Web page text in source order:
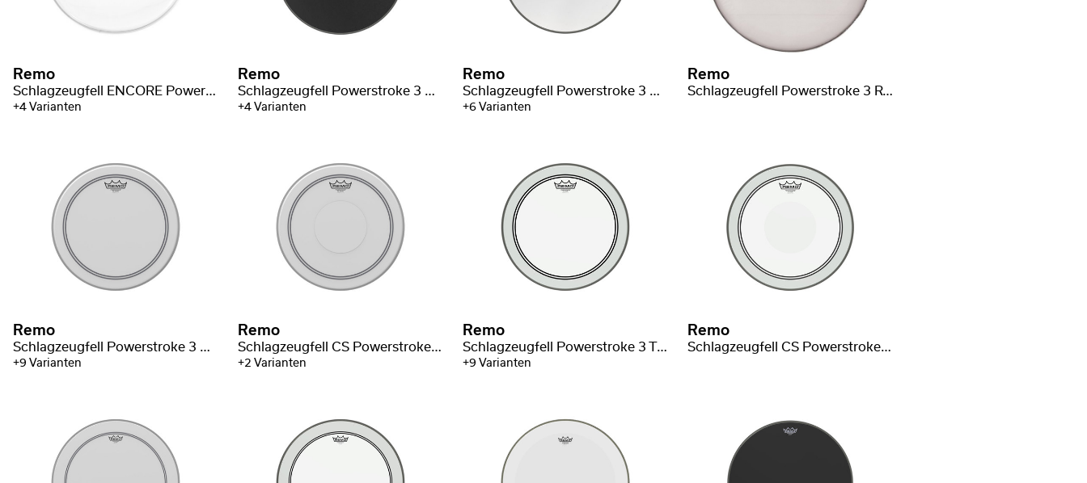
Remo
Schlagzeugfell ENCORE Powerstroke 3 transparent Bassdrum
+4 Varianten
Remo
Schlagzeugfell Powerstroke 3 Black Suede Bass Drum
+4 Varianten
Remo
Schlagzeugfell Powerstroke 3 White Suede Bassdrum
+6 Varianten
Remo
Schlagzeugfell Powerstroke 3 Renaissance
Remo
Schlagzeugfell Powerstroke 3 Weiß aufgeraut
+9 Varianten
Remo
Schlagzeugfell CS Powerstroke 3 Weiß aufgeraut
+2 Varianten
Remo
Schlagzeugfell Powerstroke 3 Transparent
+9 Varianten
Remo
Schlagzeugfell CS Powerstroke 3 Transparent